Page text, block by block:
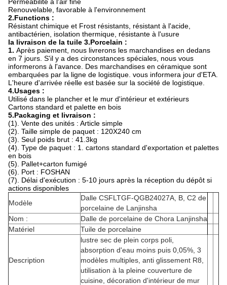
Renouvelable, favorable à l'environnement
2.Functions :
Résistant chimique et Frost résistants, résistant à l'acide,
antibactérien, isolation thermique, résistante à l'usure
la livraison de la tuile 3.Porcelain :
1. Après paiement, nous livrerons les marchandises en dedans
en 7 jours. S'il y a des circonstances spéciales, nous vous
informerons à l'avance. Des marchandises en céramique sont
embarquées par la ligne de logistique. vous informera jour d'ETA.
L'heure d'arrivée réelle est basée sur la société de logistique.
4.Usages :
Utilisé dans le plancher et le mur d'intérieur et extérieurs
Cartons standard et palette en bois
5.Packaging et livraison :
(1). Vente des unités : Article simple
(2). Taille simple de paquet : 120X240 cm
(3). Seul poids brut : 41.3kg
(4). Type de paquet : 1. cartons standard d'exportation et palettes
en bois
(5). Pallet+carton fumigé
(6). Port : FOSHAN
(7). Délai d'exécution : 5-10 jours après la réception du dépôt si
actions disponibles
Modèle
Dalle CSFLTGF-QGB24027A B C2 de
porcelaine de Lanjinsha
Nom :
Dalle de porcelaine de Chora Lanjinsha
Matériel
Tuile de porcelaine
Description
lustre sec de plein corps poli,
absorption d'eau moins puis 0,05%, 3
modèles multiples, anti glissement R8,
utilisation à la pleine couverture de
cuisine, décoration d'intérieur de mur